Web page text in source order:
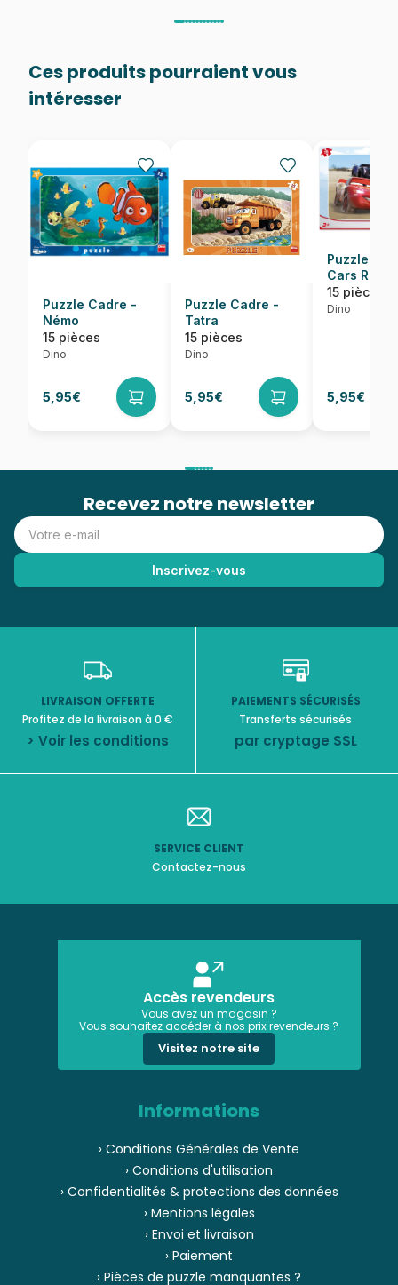
Ces produits pourraient vous
intéresser
Puzzle Cadre -
Némo
15 pièces
Dino
5,95€
Puzzle Cadre -
Tatra
15 pièces
Dino
5,95€
Puzzle
Cars
15 pièces
Dino
5,95€
Recevez notre newsletter
LIVRAISON OFFERTE
Profitez de la livraison à 0 €
> Voir les conditions
PAIEMENTS SÉCURISÉS
Transferts sécurisés
par cryptage SSL
SERVICE CLIENT
Contactez-nous
Accès revendeurs
Vous avez un magasin ?
Vous souhaitez accéder à nos prix revendeurs ?
Visitez notre site
Informations
› Conditions Générales de Vente
› Conditions d'utilisation
› Confidentialités & protections des données
› Mentions légales
› Envoi et livraison
› Paiement
› Pièces de puzzle manquantes ?